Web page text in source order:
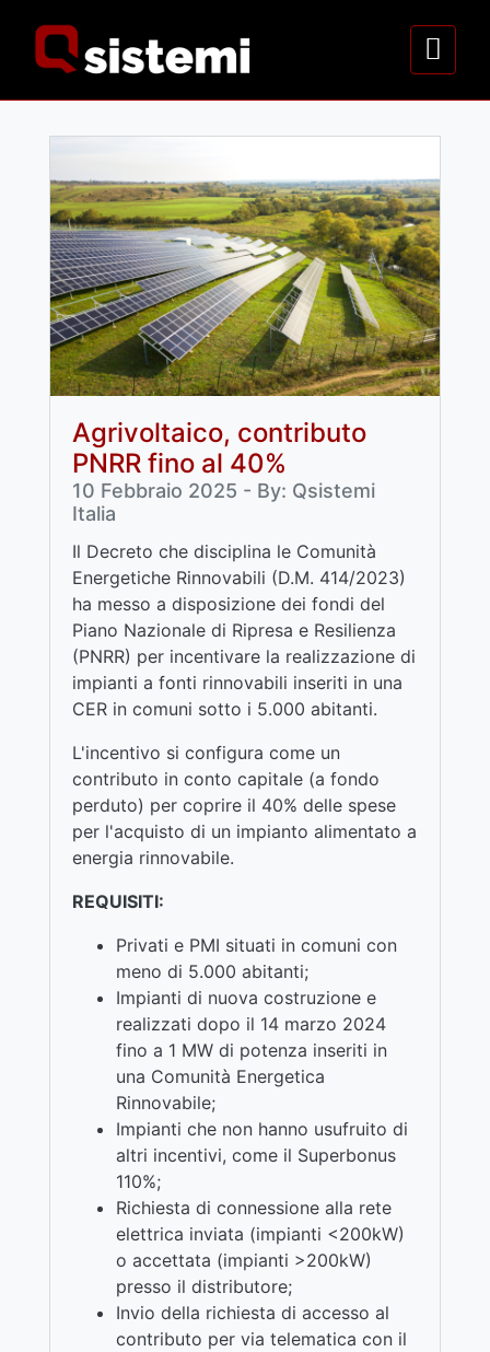
Agrivoltaico, contributo
PNRR fino al 40%
10 Febbraio 2025 - By: Qsistemi
Italia
Il Decreto che disciplina le Comunità
Energetiche Rinnovabili (D.M. 414/2023)
ha messo a disposizione dei fondi del
Piano Nazionale di Ripresa e Resilienza
(PNRR) per incentivare la realizzazione di
impianti a fonti rinnovabili inseriti in una
CER in comuni sotto i 5.000 abitanti.
L'incentivo si configura come un
contributo in conto capitale (a fondo
perduto) per coprire il 40% delle spese
per l'acquisto di un impianto alimentato a
energia rinnovabile.
REQUISITI:
Privati e PMI situati in comuni con
meno di 5.000 abitanti;
Impianti di nuova costruzione e
realizzati dopo il 14 marzo 2024
fino a 1 MW di potenza inseriti in
una Comunità Energetica
Rinnovabile;
Impianti che non hanno usufruito di
altri incentivi, come il Superbonus
110%;
Richiesta di connessione alla rete
elettrica inviata (impianti <200kW)
o accettata (impianti >200kW)
presso il distributore;
Invio della richiesta di accesso al
contributo per via telematica con il